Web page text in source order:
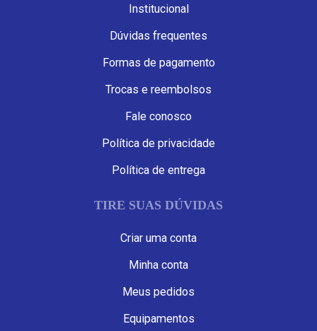
Institucional
Dúvidas frequentes
Formas de pagamento
Trocas e reembolsos
Fale conosco
Política de privacidade
Política de entrega
TIRE SUAS DÚVIDAS
Criar uma conta
Minha conta
Meus pedidos
Equipamentos